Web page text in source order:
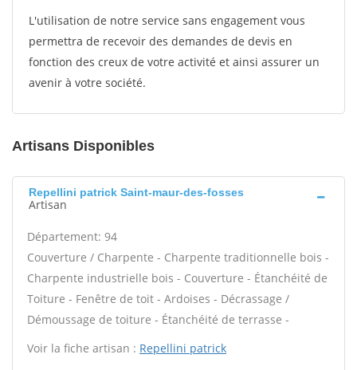
L'utilisation de notre service sans engagement vous
permettra de recevoir des demandes de devis en
fonction des creux de votre activité et ainsi assurer un
avenir à votre société.
Artisans Disponibles
Repellini patrick Saint-maur-des-fosses
Artisan
Département: 94
Couverture / Charpente - Charpente traditionnelle bois -
Charpente industrielle bois - Couverture - Étanchéité de
Toiture - Fenêtre de toit - Ardoises - Décrassage /
Démoussage de toiture - Étanchéité de terrasse -
Voir la fiche artisan : Repellini patrick